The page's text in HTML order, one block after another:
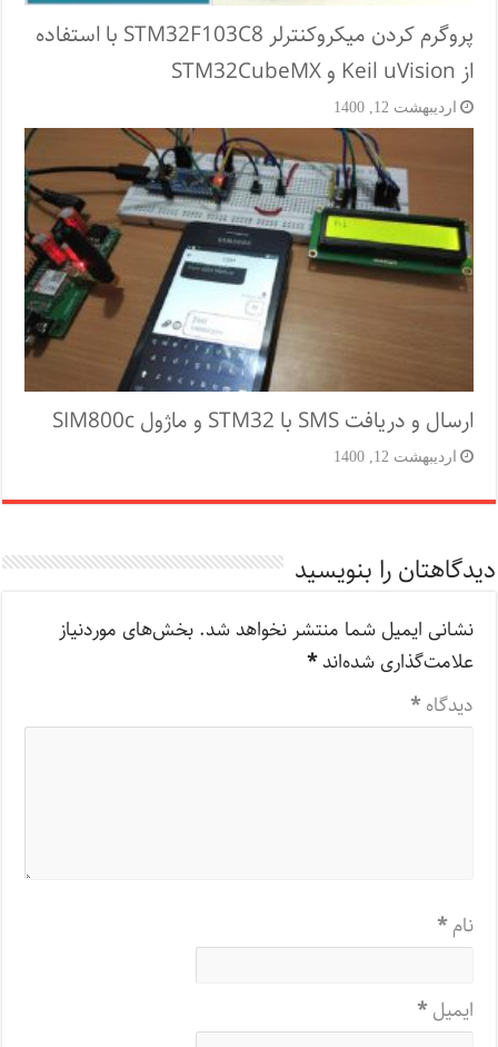
پروگرم کردن میکروکنترلر STM32F103C8 با استفاده
از Keil uVision و STM32CubeMX
اردیبهشت 12, 1400
ارسال و دریافت SMS با STM32 و ماژول SIM800c
اردیبهشت 12, 1400
دیدگاهتان را بنویسید
نشانی ایمیل شما منتشر نخواهد شد. بخش‌های موردنیاز
علامت‌گذاری شده‌اند*
دیدگاه*
نام*
ایمیل*